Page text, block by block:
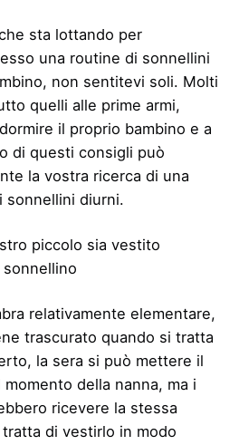
sta lottando per
una routine di sonnellini
non sentitevi soli. Molti
quelli alle prime armi,
il proprio bambino e a
di questi consigli può
la vostra ricerca di una
sonnellini diurni.
piccolo sia vestito
relativamente elementare,
trascurato quando si tratta
la sera si può mettere il
della nanna, ma i
ricevere la stessa
di vestirlo in modo